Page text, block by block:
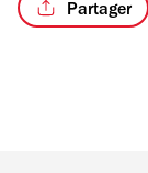
Partager